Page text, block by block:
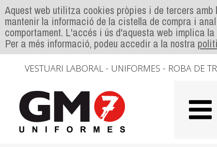
Aquest web utilitza cookies pròpies i de tercers
mantenir la informació de la cistella de compra i
comportament. L'accés i ús d'aquesta web implica
Per a més informació, podeu accedir a la nostra
VESTUARI LABORAL - UNIFORMES - ROBA DE